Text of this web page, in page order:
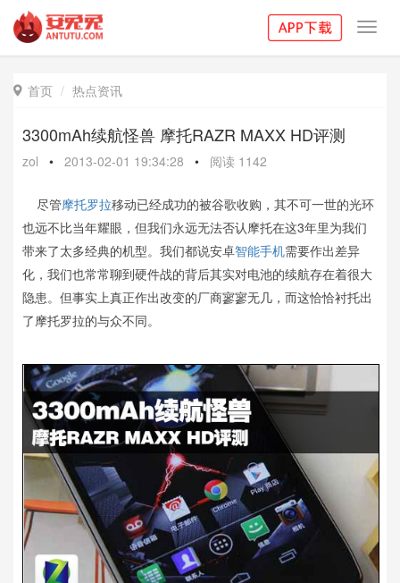
 首页 热点资讯
3300mAh续航怪兽 摩托RAZR MAXX HD评测
zol • 2013-02-01 19:34:28 • 阅读 1142
尽管摩托罗拉移动已经成功的被谷歌收购，其不可一世的光环
也远不比当年耀眼，但我们永远无法否认摩托在这3年里为我们
带来了太多经典的机型。我们都说安卓智能手机需要作出差异
化，我们也常常聊到硬件战的背后其实对电池的续航存在着很大
隐患。但事实上真正作出改变的厂商寥寥无几，而这恰恰衬托出
了摩托罗拉的与众不同。